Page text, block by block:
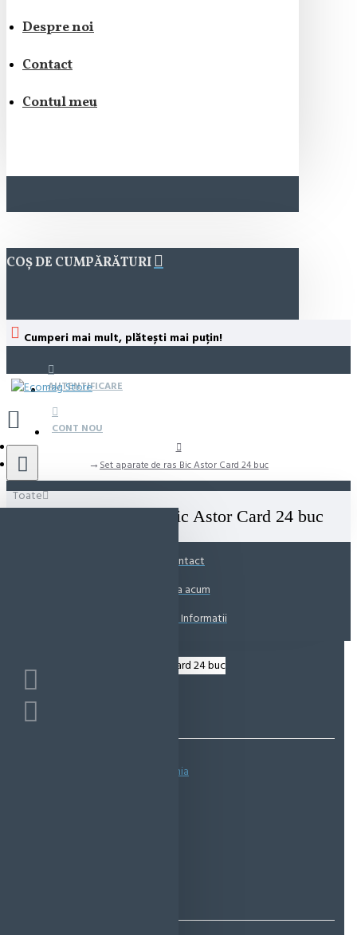
Despre noi
Contact
Contul meu
COȘ DE CUMPĂRĂTURI
Cumperi mai mult, plătești mai puțin!
AUTENTIFICARE
CONT NOU
Toate
Set aparate de ras Bic Astor Card 24 buc
Set aparate de ras Bic Astor Card 24 buc
Contact
Suna acum
Solicita Informatii
Spune-ţi opinia